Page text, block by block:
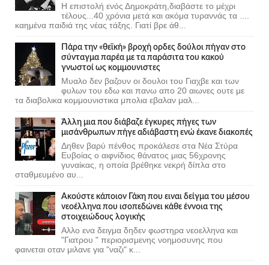
Η επιστολή ενός Δημοκράτη,διαβάστε το μέχρι
τέλους...40 χρόνια μετά και ακόμα τυραννάς τα ....
καημένα παιδιά της νέας τάξης. Γιατί βρε άθ...
Πάρα την «θεϊκή» βροχή ορδες δούλοι πήγαν στο
σύνταγμα παρέα με τα παράσιτα του κακού
γνωστοί ως κομμουνιστες
Μυαλο δεν βαζουν οι δουλοι του Γιαχβε και των
φυλων του εδω και πανω απο 20 αιωνες ουτε με
τα διαβολικα κομμουνιστικα μπολια εβαλαν μαλ...
Άλλη μια που διάβαζε έγκυρες πήγες των
μισάνθρωπων πήγε αδιάβαστη ενώ έκανε διακοπές
Δηθεν βαρύ πένθος προκάλεσε στα Νέα Στύρα
Ευβοίας ο αιφνίδιος θάνατος μιας 56χρονης
γυναίκας, η οποία βρέθηκε νεκρή δίπλα στο
σταθμευμένο αυ...
Ακούστε κάποιον Γάκη που ειναι δείγμα του μέσου
νεοέλληνα που ισοπεδώνει κάθε έννοια της
στοιχειώδους λογικής
Αλλο ενα δειγμα δηδεν φωστηρα νεοελληνα και
"Γιατρου " περιορισμενης νοημοσυνης που
φαινεται οταν μιλανε για "ναζι" κ...